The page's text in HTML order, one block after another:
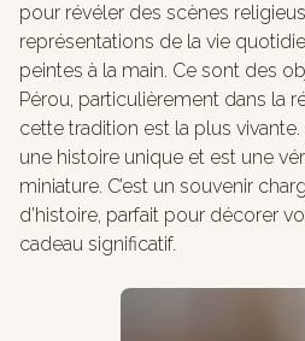
pour révéler des scènes
représentations de la vie
peintes à la main. Ce sont des
Pérou, particulièrement dans la
cette tradition est la plus
une histoire unique et est une
miniature. C’est un souvenir
d’histoire, parfait pour décorer
cadeau significatif.